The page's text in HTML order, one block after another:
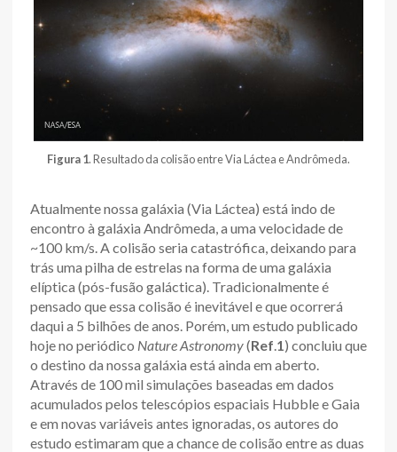
Figura 1. Resultado da colisão entre Via Láctea e Andrômeda.
Atualmente nossa galáxia (Via Láctea) está indo de
encontro à galáxia Andrômeda, a uma velocidade de
~100 km/s. A colisão seria catastrófica, deixando para
trás uma pilha de estrelas na forma de uma galáxia
elíptica (pós-fusão galáctica). Tradicionalmente é
pensado que essa colisão é inevitável e que ocorrerá
daqui a 5 bilhões de anos. Porém, um estudo publicado
hoje no periódico Nature Astronomy(Ref.1) concluiu que
o destino da nossa galáxia está ainda em aberto.
Através de 100 mil simulações baseadas em dados
acumulados pelos telescópios espaciais Hubble e Gaia
e em novas variáveis antes ignoradas, os autores do
estudo estimaram que a chance de colisão entre as duas